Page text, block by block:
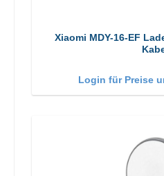
Xiaomi MDY-16-EF
Login für Preise